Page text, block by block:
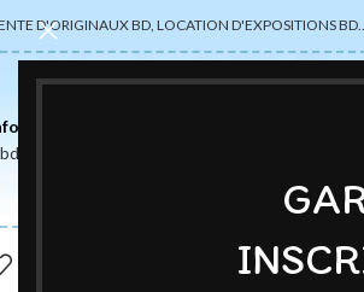
D'ORIGINAUX BD, LOCATION D'EXPOSITIONS